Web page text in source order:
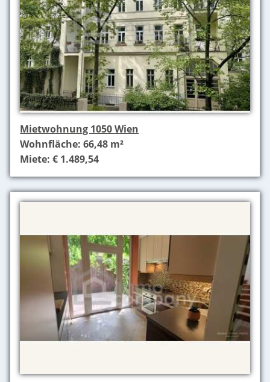
Mietwohnung 1050 Wien
Wohnfläche: 66,48 m²
Miete: € 1.489,54